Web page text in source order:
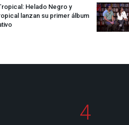
Helado Negro y
lanzan su primer álbum
4